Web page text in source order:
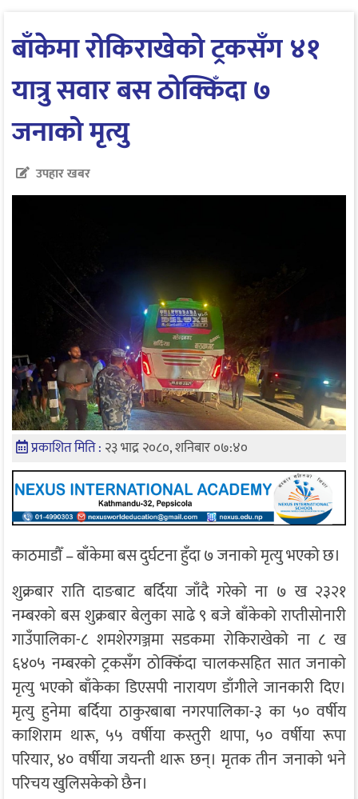
बाँकेमा रोकिराखेको ट्रकसँग ४१
यात्रु सवार बस ठोक्किँदा ७
जनाको मृत्यु
उपहार खबर
प्रकाशित मिति : २३ भाद्र २०८०, शनिबार ०७:४०
काठमाडौँ – बाँकेमा बस दुर्घटना हुँदा ७ जनाको मृत्यु भएको छ।
शुक्रबार राति दाङबाट बर्दिया जाँदै गरेको ना ७ ख २३२१
नम्बरको बस शुक्रबार बेलुका साढे ९ बजे बाँकेको राप्तीसोनारी
गाउँपालिका-८ शमशेरगञ्जमा सडकमा रोकिराखेको ना ८ ख
६४०५ नम्बरको ट्रकसँग ठोक्किँदा चालकसहित सात जनाको
मृत्यु भएको बाँकेका डिएसपी नारायण डाँगीले जानकारी दिए।
मृत्यु हुनेमा बर्दिया ठाकुरबाबा नगरपालिका-३ का ५० वर्षीय
काशिराम थारू, ५५ वर्षीया कस्तुरी थापा, ५० वर्षीया रूपा
परियार, ४० वर्षीया जयन्ती थारू छन्। मृतक तीन जनाको भने
परिचय खुलिसकेको छैन।